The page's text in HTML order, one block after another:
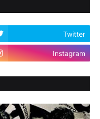
Twitter
Instagram